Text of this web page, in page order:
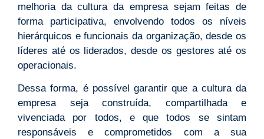
melhoria da cultura da empresa sejam feitas de
forma participativa, envolvendo todos os níveis
hierárquicos e funcionais da organização, desde os
líderes até os liderados, desde os gestores até os
operacionais.
Dessa forma, é possível garantir que a cultura da
empresa seja construída, compartilhada e
vivenciada por todos, e que todos se sintam
responsáveis e comprometidos com a sua